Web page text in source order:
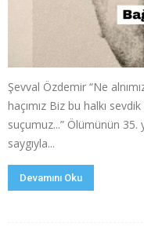
Şevval Özdemir “Ne
haçımız Biz bu halkı
suçumuz...” Ölümünün 35.
saygıyla...
Devamını Oku